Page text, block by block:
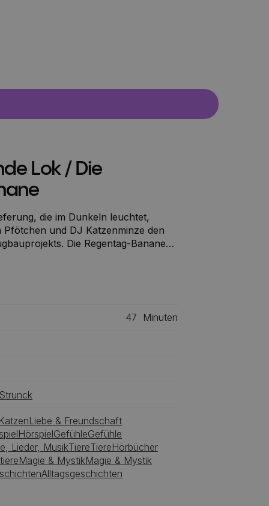
Lok / Die
die im Dunkeln leuchtet,
und DJ Katzenminze den
Regentag-Banane
47 Minuten
Liebe & Freundschaft
HörspielGefühleGefühle
Lieder, MusikTiereTiereHörbücher
Magie & MystikMagie & Mystik
Alltagsgeschichten